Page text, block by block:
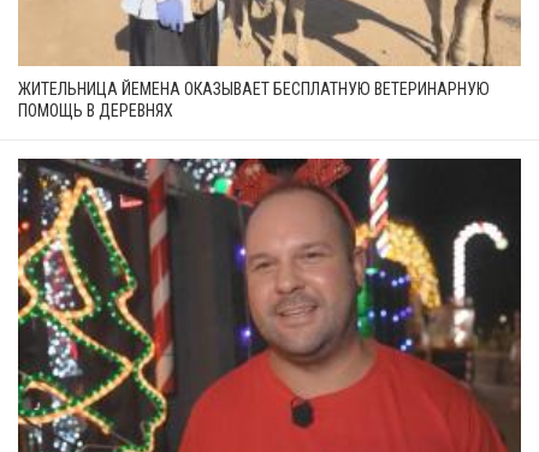
ЖИТЕЛЬНИЦА ЙЕМЕНА ОКАЗЫВАЕТ БЕСПЛАТНУЮ ВЕТЕРИНАРНУЮ
ПОМОЩЬ В ДЕРЕВНЯХ